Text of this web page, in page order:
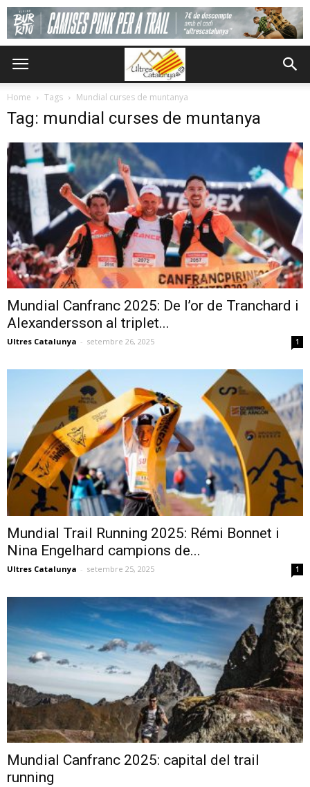
Home Tags Mundial curses de muntanya
Tag: mundial curses de muntanya
Mundial Canfranc 2025: De l’or de Tranchard i
Alexandersson al triplet...
Ultres Catalunya - setembre 26, 2025 1
Mundial Trail Running 2025: Rémi Bonnet i
Nina Engelhard campions de...
Ultres Catalunya - setembre 25, 2025 1
Mundial Canfranc 2025: capital del trail
running